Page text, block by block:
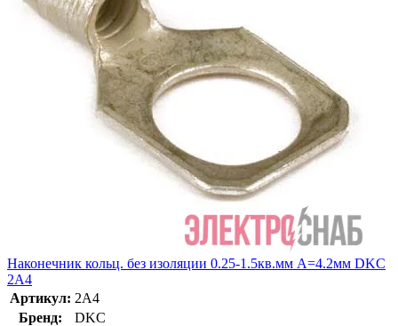
Наконечник кольц. без изоляции 0.25-1.5кв.мм A=4.2мм DKC
2A4
Артикул: 2A4
Бренд:
DKC